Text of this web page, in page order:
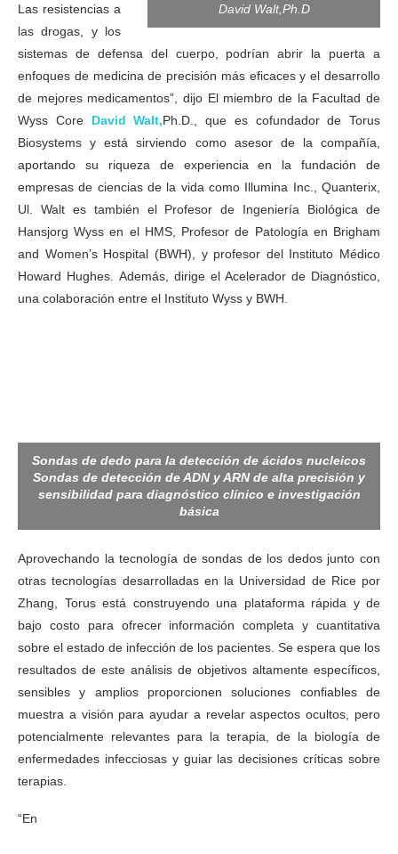
David Walt,Ph.D
Las resistencias a
las drogas, y los
sistemas de defensa del cuerpo, podrían abrir la puerta a
enfoques de medicina de precisión más eficaces y el desarrollo
de mejores medicamentos”, dijo El miembro de la Facultad de
Wyss Core David Walt,Ph.D., que es cofundador de Torus
Biosystems y está sirviendo como asesor de la compañía,
aportando su riqueza de experiencia en la fundación de
empresas de ciencias de la vida como Illumina Inc., Quanterix,
Ul. Walt es también el Profesor de Ingeniería Biológica de
Hansjorg Wyss en el HMS, Profesor de Patología en Brigham
and Women’s Hospital (BWH), y profesor del Instituto Médico
Howard Hughes. Además, dirige el Acelerador de Diagnóstico,
una colaboración entre el Instituto Wyss y BWH.
Sondas de dedo para la detección de ácidos nucleicos
Sondas de detección de ADN y ARN de alta precisión y
sensibilidad para diagnóstico clínico e investigación
básica
Aprovechando la tecnología de sondas de los dedos junto con
otras tecnologías desarrolladas en la Universidad de Rice por
Zhang, Torus está construyendo una plataforma rápida y de
bajo costo para ofrecer información completa y cuantitativa
sobre el estado de infección de los pacientes. Se espera que los
resultados de este análisis de objetivos altamente específicos,
sensibles y amplios proporcionen soluciones confiables de
muestra a visión para ayudar a revelar aspectos ocultos, pero
potencialmente relevantes para la terapia, de la biología de
enfermedades infecciosas y guiar las decisiones críticas sobre
terapias.
“En